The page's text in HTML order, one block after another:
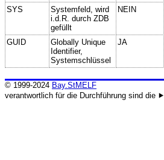
SYS
Systemfeld, wird
i.d.R. durch ZDB
gefüllt
NEIN
GUID
Globally Unique
Identifier,
Systemschlüssel
JA
© 1999-2024 Bay.StMELF
verantwortlich für die Durchführung sind die ⯈